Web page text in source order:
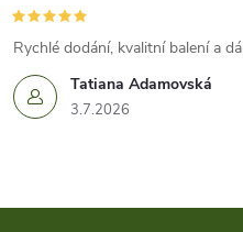
Tatiana Adamovská
3.7.2026
Rychlé dodání, kvalitní balení a